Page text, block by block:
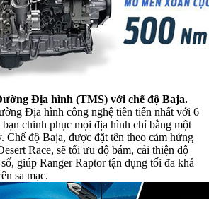
Địa hình (TMS) với chế độ Baja.
Địa hình công nghệ tiên tiến nhất với 6
chinh phục mọi địa hình chỉ bằng một
Chế độ Baja, được đặt tên theo cảm hứng
Race, sẽ tối ưu độ bám, cải thiện độ
giúp Ranger Raptor tận dụng tối đa khả
sa mạc.